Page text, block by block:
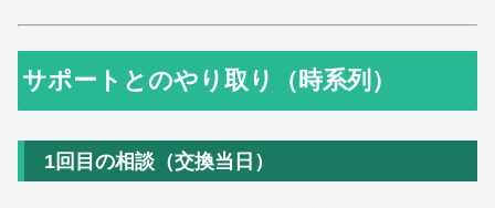
サポートとのやり取り（時系列）
1回目の相談（交換当日）